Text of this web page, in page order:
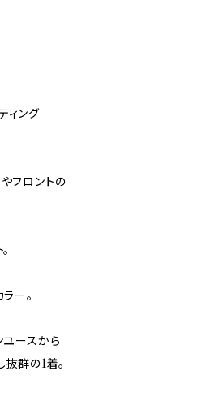
ィング
フロントの
ー。
ユースから
群の1着。